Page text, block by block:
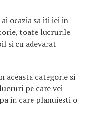
ocazia sa iti iei in
toate lucrurile
si cu adevarat
aceasta categorie si
pe care vei
in care planuiesti o